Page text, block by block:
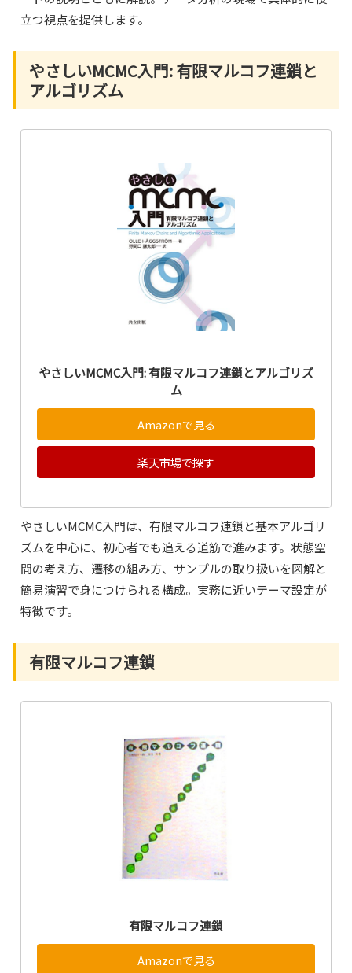
立つ視点を提供します。
やさしいMCMC入門: 有限マルコフ連鎖と
アルゴリズム
やさしいMCMC入門: 有限マルコフ連鎖とアルゴリズ
ム
Amazonで見る
楽天市場で探す
やさしいMCMC入門は、有限マルコフ連鎖と基本アルゴリ
ズムを中心に、初心者でも追える道筋で進みます。状態空
間の考え方、遷移の組み方、サンプルの取り扱いを図解と
簡易演習で身につけられる構成。実務に近いテーマ設定が
特徴です。
有限マルコフ連鎖
有限マルコフ連鎖
Amazonで見る